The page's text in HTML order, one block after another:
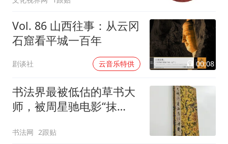
Vol. 86 山西往事：从云冈
石窟看平城一百年
剧谈社 云音乐特供 00:08
书法界最被低估的草书大
师，被周星驰电影“抹
一！
书法网 2跟贴